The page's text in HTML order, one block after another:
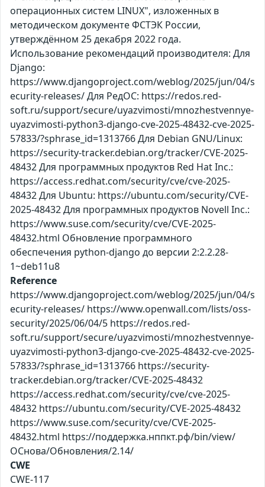
операционных систем LINUX", изложенных в
методическом документе ФСТЭК России,
утверждённом 25 декабря 2022 года.
Использование рекомендаций производителя: Для
Django:
https://www.djangoproject.com/weblog/2025/jun/04/s
ecurity-releases/ Для РедОС: https://redos.red-
soft.ru/support/secure/uyazvimosti/mnozhestvennye-
uyazvimosti-python3-django-cve-2025-48432-cve-2025-
57833/?sphrase_id=1313766 Для Debian GNU/Linux:
https://security-tracker.debian.org/tracker/CVE-2025-
48432 Для программных продуктов Red Hat Inc.:
https://access.redhat.com/security/cve/cve-2025-
48432 Для Ubuntu: https://ubuntu.com/security/CVE-
2025-48432 Для программных продуктов Novell Inc.:
https://www.suse.com/security/cve/CVE-2025-
48432.html Обновление программного
обеспечения python-django до версии 2:2.2.28-
1~deb11u8
Reference
https://www.djangoproject.com/weblog/2025/jun/04/s
ecurity-releases/ https://www.openwall.com/lists/oss-
security/2025/06/04/5 https://redos.red-
soft.ru/support/secure/uyazvimosti/mnozhestvennye-
uyazvimosti-python3-django-cve-2025-48432-cve-2025-
57833/?sphrase_id=1313766 https://security-
tracker.debian.org/tracker/CVE-2025-48432
https://access.redhat.com/security/cve/cve-2025-
48432 https://ubuntu.com/security/CVE-2025-48432
https://www.suse.com/security/cve/CVE-2025-
48432.html https://поддержка.нппкт.рф/bin/view/
ОСнова/Обновления/2.14/
CWE
CWE-117